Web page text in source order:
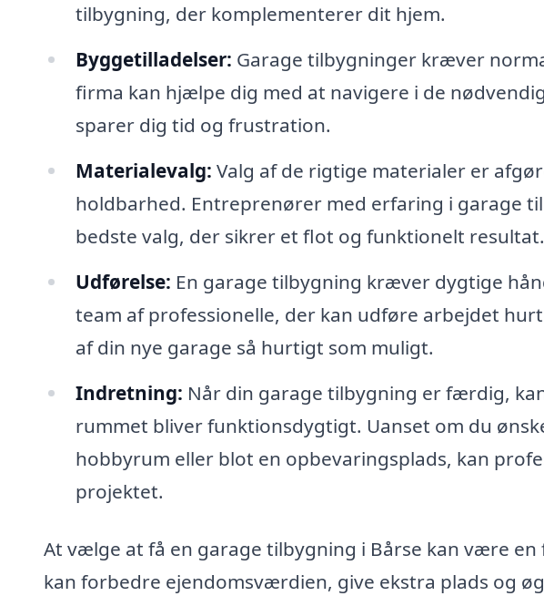
tilbygning, der komplementerer dit hjem.
Byggetilladelser: Garage tilbygninger kræver
firma kan hjælpe dig med at navigere i de
sparer dig tid og frustration.
Materialevalg: Valg af de rigtige materialer er
holdbarhed. Entreprenører med erfaring i garage
bedste valg, der sikrer et flot og funktionelt resultat.
Udførelse: En garage tilbygning kræver dygtige
team af professionelle, der kan udføre arbejdet
af din nye garage så hurtigt som muligt.
Indretning: Når din garage tilbygning er færdig,
rummet bliver funktionsdygtigt. Uanset om du
hobbyrum eller blot en opbevaringsplads, kan
projektet.
At vælge at få en garage tilbygning i Bårse kan være
kan forbedre ejendomsværdien, give ekstra plads og